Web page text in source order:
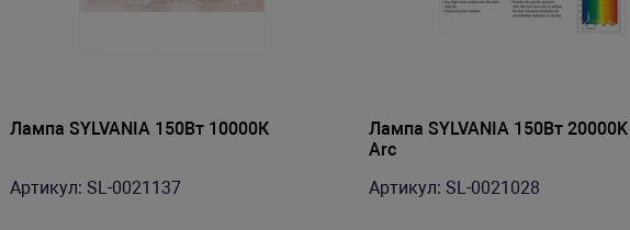
Лампа SYLVANIA 150Вт 10000К
Артикул: SL-0021137
Лампа SYLVANIA 150Вт
Arc
Артикул: SL-0021028